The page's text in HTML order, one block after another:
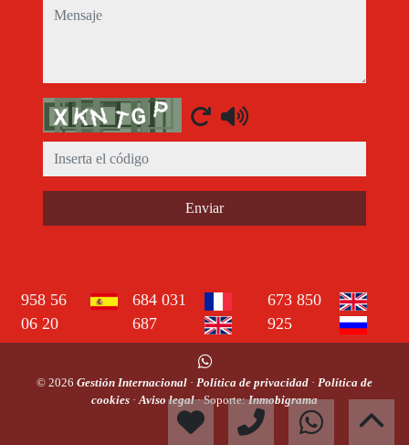
mensaje
Captcha
Enviar
958 56
06 20
684 031
687
673 850
925
© 2026 Gestión Internacional · Política de privacidad · Política de
cookies ·Aviso legal· Soporte:Inmobigrama